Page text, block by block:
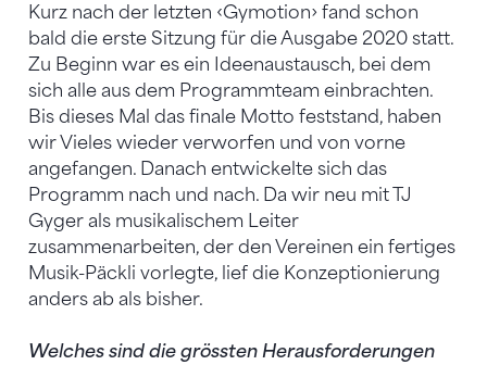
Kurz nach der letzten ‹Gymotion› fand schon
bald die erste Sitzung für die Ausgabe 2020 statt.
Zu Beginn war es ein Ideenaustausch, bei dem
sich alle aus dem Programmteam einbrachten.
Bis dieses Mal das finale Motto feststand, haben
wir Vieles wieder verworfen und von vorne
angefangen. Danach entwickelte sich das
Programm nach und nach. Da wir neu mit TJ
Gyger als musikalischem Leiter
zusammenarbeiten, der den Vereinen ein fertiges
Musik-Päckli vorlegte, lief die Konzeptionierung
anders ab als bisher.
Welches sind die grössten Herausforderungen